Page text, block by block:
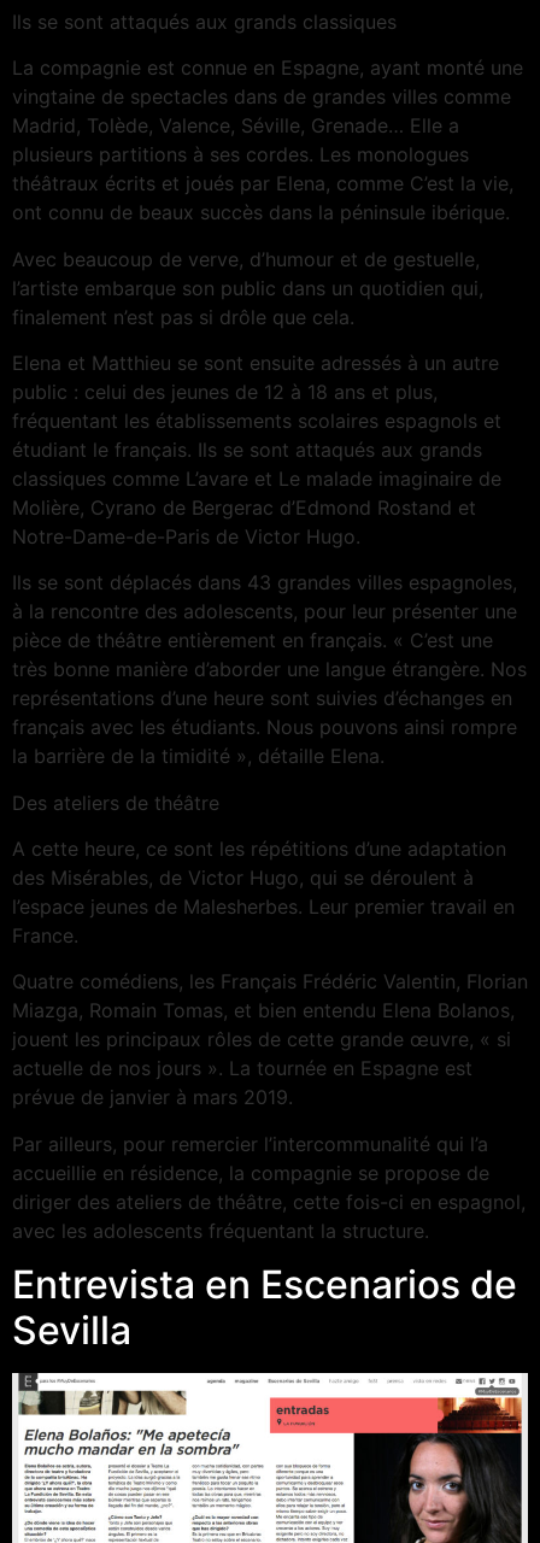
Ils se sont attaqués aux grands classiques
La compagnie est connue en Espagne, ayant monté une
vingtaine de spectacles dans de grandes villes comme
Madrid, Tolède, Valence, Séville, Grenade… Elle a
plusieurs partitions à ses cordes. Les monologues
théâtraux écrits et joués par Elena, comme C’est la vie,
ont connu de beaux succès dans la péninsule ibérique.
Avec beaucoup de verve, d’humour et de gestuelle,
l’artiste embarque son public dans un quotidien qui,
finalement n’est pas si drôle que cela.
Elena et Matthieu se sont ensuite adressés à un autre
public : celui des jeunes de 12 à 18 ans et plus,
fréquentant les établissements scolaires espagnols et
étudiant le français. Ils se sont attaqués aux grands
classiques comme L’avare et Le malade imaginaire de
Molière, Cyrano de Bergerac d’Edmond Rostand et
Notre-Dame-de-Paris de Victor Hugo.
Ils se sont déplacés dans 43 grandes villes espagnoles,
à la rencontre des adolescents, pour leur présenter une
pièce de théâtre entièrement en français. « C’est une
très bonne manière d’aborder une langue étrangère. Nos
représentations d’une heure sont suivies d’échanges en
français avec les étudiants. Nous pouvons ainsi rompre
la barrière de la timidité », détaille Elena.
Des ateliers de théâtre
A cette heure, ce sont les répétitions d’une adaptation
des Misérables, de Victor Hugo, qui se déroulent à
l’espace jeunes de Malesherbes. Leur premier travail en
France.
Quatre comédiens, les Français Frédéric Valentin, Florian
Miazga, Romain Tomas, et bien entendu Elena Bolanos,
jouent les principaux rôles de cette grande œuvre, « si
actuelle de nos jours ». La tournée en Espagne est
prévue de janvier à mars 2019.
Par ailleurs, pour remercier l’intercommunalité qui l’a
accueillie en résidence, la compagnie se propose de
diriger des ateliers de théâtre, cette fois-ci en espagnol,
avec les adolescents fréquentant la structure.
Entrevista en Escenarios de
Sevilla